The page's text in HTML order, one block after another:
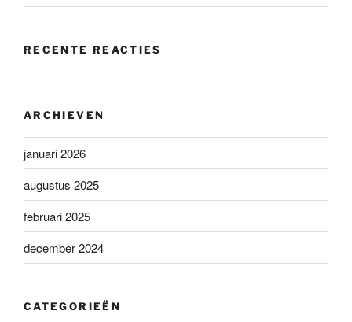
RECENTE REACTIES
ARCHIEVEN
januari 2026
augustus 2025
februari 2025
december 2024
CATEGORIEËN